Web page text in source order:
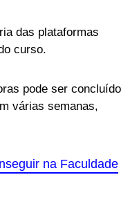
das plataformas
curso.
pode ser concluído
várias semanas,
na Faculdade